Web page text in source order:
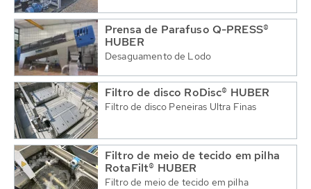
Prensa de Parafuso Q-PRESS®
HUBER
Desaguamento de Lodo
Filtro de disco RoDisc® HUBER
Filtro de disco Peneiras Ultra Finas
Filtro de meio de tecido em pilha
RotaFilt® HUBER
Filtro de meio de tecido em pilha